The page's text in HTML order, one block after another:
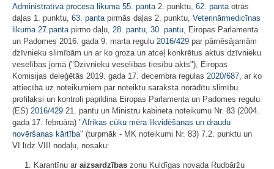
Administratīvā procesa likuma 55. panta2. punktu, 62. pantaotrās
daļas 1. punktu, 63. pantapirmās daļas 2. punktu, Veterinārmedicīnas
likuma 27.pantapirmo daļu, 28. pantu, 30. pantu, Eiropas Parlamenta
un Padomes 2016. gada 9. marta regulu 2016/429 par pārnēsājamām
dzīvnieku slimībām un ar ko groza un atceļ konkrētus aktus dzīvnieku
veselības jomā ("Dzīvnieku veselības tiesību akts"), Eiropas
Komisijas deleģētās 2019. gada 17. decembra regulas 2020/687, ar ko
attiecībā uz noteikumiem par noteiktu sarakstā norādītu slimību
profilaksi un kontroli papildina Eiropas Parlamenta un Padomes regulu
(ES) 2016/429 21. pantu un Ministru kabineta noteikumu Nr. 83 (2004.
gada 17. februāra) "Āfrikas cūku mēra likvidēšanas un draudu
novēršanas kārtība" (turpmāk - MK noteikumi Nr. 83) 7.2. punktu un
VI līdz VIII nodaļu, nosaku:
1. Karantīnu ar aizsardzības zonu Kuldīgas novada Rudbāržu